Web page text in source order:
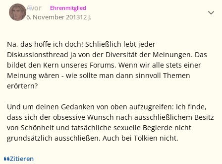
Avor Ehrenmitglied
6. November 201312 J.
Na, das hoffe ich doch! Schließlich lebt jeder
Diskussionsthread ja von der Diversität der Meinungen. Das
bildet den Kern unseres Forums. Wenn wir alle stets einer
Meinung wären - wie sollte man dann sinnvoll Themen
erörtern?
Und um deinen Gedanken von oben aufzugreifen: Ich finde,
dass sich der obsessive Wunsch nach ausschließlichem Besitz
von Schönheit und tatsächliche sexuelle Begierde nicht
grundsätzlich ausschließen. Auch bei Tolkien nicht.
Zitieren